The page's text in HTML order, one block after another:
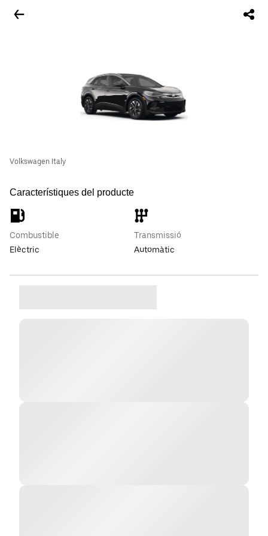
Volkswagen Italy
Característiques del producte
Combustible
Elèctric
Transmissió
Automàtic